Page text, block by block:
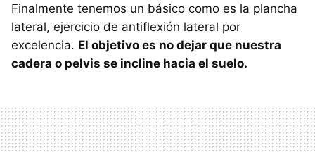
Finalmente tenemos un básico como es la plancha
lateral, ejercicio de antiflexión lateral por
excelencia. El objetivo es no dejar que nuestra
cadera o pelvis se incline hacia el suelo.